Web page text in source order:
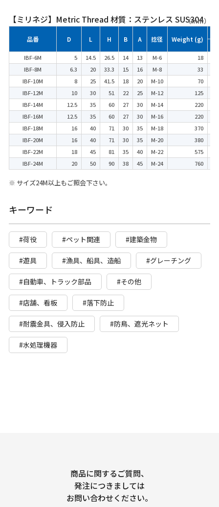
【ミリネジ】Metric Thread 材質：ステンレス SUS304
（mm）
品番 D L H B A 捻径 Weight (g)
IBF-6M 5 14.5 26.5 14 13 M-6
18
IBF-8M
6.3 20 33.3 15 16 M-8
33
IBF-10M
8 25 41.5 18 20 M-10 70
IBF-12M
10 30 51 22 25 M-12 125
IBF-14M
12.5 35 60 27 30 M-14 220
IBF-16M
12.5 35 60 27 30 M-16 220
IBF-18M
16 40 71 30 35 M-18 370
IBF-20M
16 40 71 30 35 M-20 380
IBF-22M
18 45 81 35 40 M-22 575
IBF-24M
20 50 90 38 45 M-24 760
※ サイズ24M以上もご照会下さい。
キーワード
#荷役 #ペット関連 #建築金物
#遊具 #漁具、船具、造船 #グレーチング
#自動車、トラック部品 #その他
#店舗、看板 #落下防止
#耐震金具、侵入防止 #防鳥、遮光ネット
#水処理機器
商品に関するご質問、
発注につきましては
お問い合わせください。